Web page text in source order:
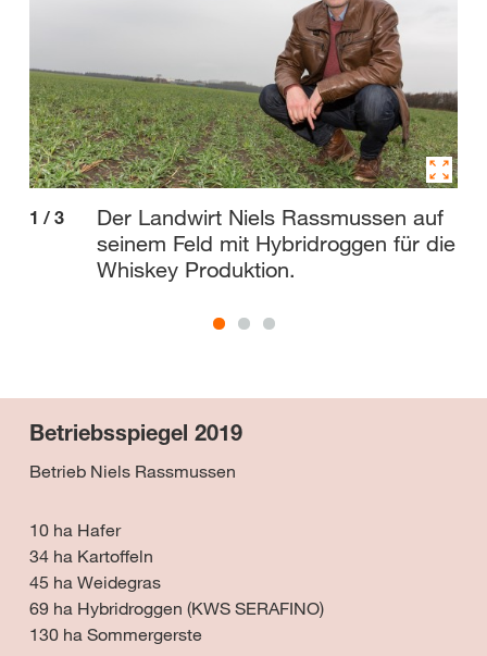
1 / 3
Der Landwirt Niels Rassmussen auf
seinem Feld mit Hybridroggen für die
Whiskey Produktion.
Betriebsspiegel 2019
Betrieb Niels Rassmussen
10 ha Hafer
34 ha Kartoffeln
45 ha Weidegras
69 ha Hybridroggen (KWS SERAFINO)
130 ha Sommergerste